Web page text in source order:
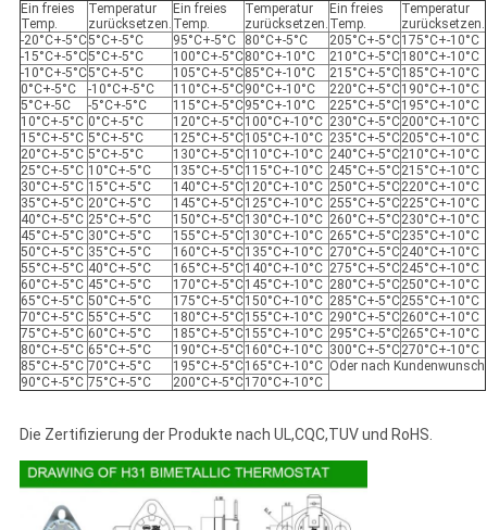
Ein freies
Temp.
Temperatur
zurücksetzen.
Ein freies
Temp.
Temperatur
zurücksetzen.
Ein freies
Temp.
Temperatur
zurücksetzen.
-20°C+-5°C5°C+-5°C 95°C+-5°C 80°C+-5°C 205°C+-5°C175°C+-10°C
-15°C+-5°C5°C+-5°C 100°C+-5°C80°C+-10°C 210°C+-5°C180°C+-10°C
-10°C+-5°C5°C+-5°C 105°C+-5°C85°C+-10°C 215°C+-5°C185°C+-10°C
0°C+-5°C
-10°C+-5°C 110°C+-5°C90°C+-10°C 220°C+-5°C190°C+-10°C
5°C+-5C
-5°C+-5°C 115°C+-5°C95°C+-10°C 225°C+-5°C195°C+-10°C
10°C+-5°C 0°C+-5°C 120°C+-5°C100°C+-10°C 230°C+-5°C200°C+-10°C
15°C+-5°C 5°C+-5°C 125°C+-5°C105°C+-10°C 235°C+-5°C205°C+-10°C
20°C+-5°C 5°C+-5°C 130°C+-5°C110°C+-10°C 240°C+-5°C210°C+-10°C
25°C+-5°C 10°C+-5°C 135°C+-5°C115°C+-10°C 245°C+-5°C215°C+-10°C
30°C+-5°C 15°C+-5°C 140°C+-5°C120°C+-10°C 250°C+-5°C220°C+-10°C
35°C+-5°C 20°C+-5°C 145°C+-5°C125°C+-10°C 255°C+-5°C225°C+-10°C
40°C+-5°C 25°C+-5°C 150°C+-5°C130°C+-10°C 260°C+-5°C230°C+-10°C
45°C+-5°C 30°C+-5°C 155°C+-5°C130°C+-10°C 265°C+-5°C235°C+-10°C
50°C+-5°C 35°C+-5°C 160°C+-5°C135°C+-10°C 270°C+-5°C240°C+-10°C
55°C+-5°C 40°C+-5°C 165°C+-5°C140°C+-10°C 275°C+-5°C245°C+-10°C
60°C+-5°C 45°C+-5°C 170°C+-5°C145°C+-10°C 280°C+-5°C250°C+-10°C
65°C+-5°C 50°C+-5°C 175°C+-5°C150°C+-10°C 285°C+-5°C255°C+-10°C
70°C+-5°C 55°C+-5°C 180°C+-5°C155°C+-10°C 290°C+-5°C260°C+-10°C
75°C+-5°C 60°C+-5°C 185°C+-5°C155°C+-10°C 295°C+-5°C265°C+-10°C
80°C+-5°C 65°C+-5°C 190°C+-5°C160°C+-10°C 300°C+-5°C270°C+-10°C
85°C+-5°C 70°C+-5°C 195°C+-5°C165°C+-10°C Oder nach Kundenwunsch
90°C+-5°C 75°C+-5°C 200°C+-5°C170°C+-10°C
Die Zertifizierung der Produkte nach UL,CQC,TUV und RoHS.